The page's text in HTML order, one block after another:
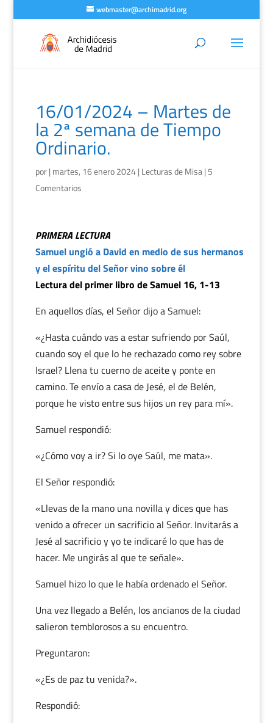
webmaster@archimadrid.org
16/01/2024 – Martes de
la 2ª semana de Tiempo
Ordinario.
por| martes, 16 enero 2024| Lecturas de Misa| 5
Comentarios
PRIMERA LECTURA
Samuel ungió a David en medio de sus hermanos
y el espíritu del Señor vino sobre él
Lectura del primer libro de Samuel 16, 1-13
En aquellos días, el Señor dijo a Samuel:
«¿Hasta cuándo vas a estar sufriendo por Saúl,
cuando soy el que lo he rechazado como rey sobre
Israel? Llena tu cuerno de aceite y ponte en
camino. Te envío a casa de Jesé, el de Belén,
porque he visto entre sus hijos un rey para mí».
Samuel respondió:
«¿Cómo voy a ir? Si lo oye Saúl, me mata».
El Señor respondió:
«Llevas de la mano una novilla y dices que has
venido a ofrecer un sacrificio al Señor. Invitarás a
Jesé al sacrificio y yo te indicaré lo que has de
hacer. Me ungirás al que te señale».
Samuel hizo lo que le había ordenado el Señor.
Una vez llegado a Belén, los ancianos de la ciudad
salieron temblorosos a su encuentro.
Preguntaron:
«¿Es de paz tu venida?».
Respondió: